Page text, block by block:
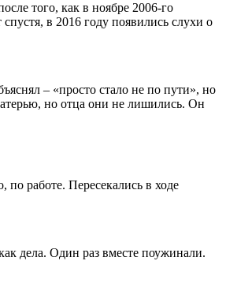
того, как в ноябре 2006-го
в 2016 году появились слухи о
– «просто стало не по пути», но
но отца они не лишились. Он
работе. Пересекались в ходе
дела. Один раз вместе поужинали.